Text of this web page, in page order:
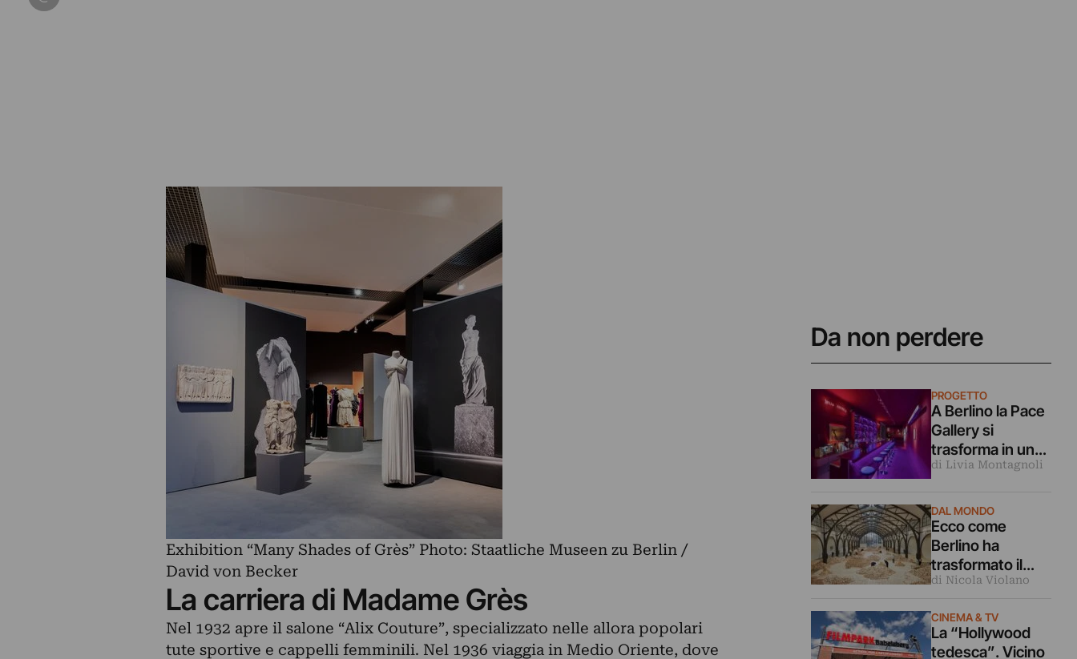
Exhibition “Many Shades of Grès” Photo: Staatliche Museen zu Berlin /
David von Becker
La carriera di Madame Grès
Nel 1932 apre il salone “Alix Couture”, specializzato nelle allora popolari
tute sportive e cappelli femminili. Nel 1936 viaggia in Medio Oriente, dove
Da non perdere
PROGETTO
A Berlino la Pace
Gallery si
trasforma in un
bar d’artista (per
sull’innocenza
perduta)
di Livia Montagnoli
DAL MONDO
Ecco come
Berlino ha
trasformato il
lascito terribile
cultura
di Nicola Violano
CINEMA & TV
La “Hollywood
tedesca”. Vicino